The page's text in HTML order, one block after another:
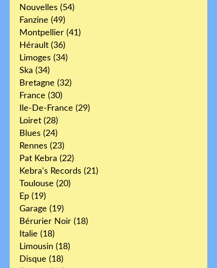
Nouvelles (54)
Fanzine (49)
Montpellier (41)
Hérault (36)
Limoges (34)
Ska (34)
Bretagne (32)
France (30)
Ile-De-France (29)
Loiret (28)
Blues (24)
Rennes (23)
Pat Kebra (22)
Kebra's Records (21)
Toulouse (20)
Ep (19)
Garage (19)
Bérurier Noir (18)
Italie (18)
Limousin (18)
Disque (18)